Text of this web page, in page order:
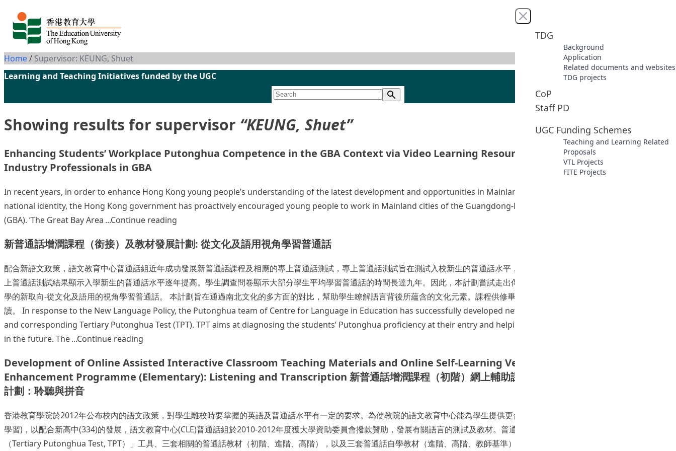
Skip to content
Close menu
TDG
Background
Application
Related documents and websites
TDG projects
CoP
Staff PD
UGC Funding Schemes
Teaching and Learning Related
Proposals
VTL Projects
FITE Projects
Home/ Supervisor: KEUNG, Shuet
Learning and Teaching Initiatives funded by the UGC
Showing results for supervisor “KEUNG, Shuet”
Enhancing Students’ Workplace Putonghua Competence in the GBA Context via Video Learning Resources: A Collaboration with
Industry Professionals in GBA
In recent years, in order to enhance Hong Kong young people’s understanding of the latest development and opportunities in Mainland China and to foster their sense of
national identity, the Hong Kong government has proactively encouraged young people to work in Mainland cities of the Guangdong-Hong Kong-Macao Greater Bay Area
(GBA). ‘The Great Bay Area
Continue reading
新普通話增潤課程（銜接）及教材發展計劃: 從文化及語用視角學習普通話
配合新語文政策，語文教育中心普通話組近年成功發展新普通話課程及相應的專上普通話測試，專上普通話測試旨在測試入校新生的普通話水平，為學生樹立更高階段的語言學習目標。 專
上普通話測試結果顯示入學新生的普通話水平逐年提高。學生調查問卷顯示大部分學生平均學習普通話的時間長達九年。因此，本計劃嘗試走出傳統的語音和口語教學的囹圄，探討普通話教
學的新取向-從文化及語用的視角學習普通話。 本計劃旨在通過南北文化的多方面的對比，幫助學生瞭解語言背後所蘊含的文化元素。課程供修畢初階和進階普通話，或水平相若的學生修
讀。 In response to the New Language Policy, the Putonghua team of Centre for Language in Education has successfully developed new Putonghua enhancement curriculum
and corresponding Tertiary Putonghua Test (TPT). TPT aims at diagnosing the students’ Putonghua proficiency at their entry and helping them to set reasonable learning goals
in the future. The
Continue reading
Development of Online Assisted Interactive Classroom Teaching Materials and Online Self-Learning Version of the New Putonghua
Enhancement Programme (Elementary): Listening and Transcription 新普通話增潤課程（初階）網上輔助課堂互動教材及自學教材網上版發展
計劃：聆聽與拼音
香港教育學院於2012年公布校內的語文政策，對學生離校時要掌握的英語及普通話水平有一定的要求。為使教院的語文教育中心能為學生提供更合適的語文支援(增潤課程及自學課程或網上
學習)，以配合新高中(334)的發展，語文教育中心(CLE)普通話組於2010-2012年度獲大學資助委員會撥款贊助，發展有關語言的測試及教材。普通話方面, 中心發展了一套「專上普通話測試
（Tertiary Putonghua Test, TPT）」工具、三套相關的普通話教材（初階、進階、高階），以及三套普通話自學教材（進階、高階、教師基準）。2012-2013年度CLE所有修讀普通話增潤